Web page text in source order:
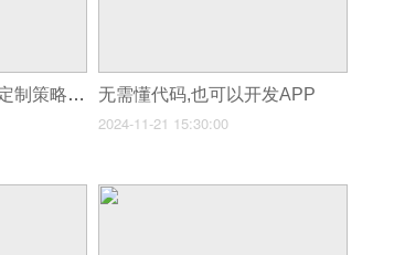
行业巨头的软件开发定制策略对中小企业有何启示? 无需懂代码,也可以开发APP
2024-11-21 15:30:00